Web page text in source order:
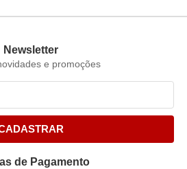
Newsletter
e promoções
de Pagamento